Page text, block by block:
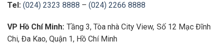
Tel: (024) 2323 8888 – (024) 2266 8888
VP Hồ Chí Minh: Tầng 3, Tòa nhà City View, Số 12 Mạc Đĩnh
Chi, Đa Kao, Quận 1, Hồ Chí Minh